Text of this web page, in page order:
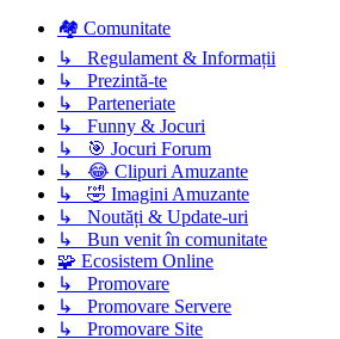
🏘️ Comunitate
↳ Regulament & Informații
↳ Prezintă-te
↳ Parteneriate
↳ Funny & Jocuri
↳ 🎯 Jocuri Forum
↳ 😂 Clipuri Amuzante
↳ 🤣 Imagini Amuzante
↳ Noutăți & Update-uri
↳ Bun venit în comunitate
🧩 Ecosistem Online
↳ Promovare
↳ Promovare Servere
↳ Promovare Site